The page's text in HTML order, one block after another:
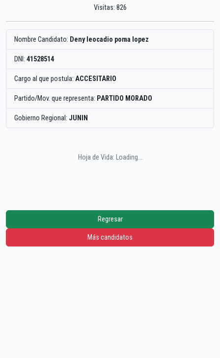
Visitas: 826
Nombre Candidato: Deny leocadio poma lopez
DNI: 41528514
Cargo al que postula: ACCESITARIO
Partido/Mov. que representa: PARTIDO MORADO
Gobierno Regional: JUNIN
Hoja de Vida: Loading...
Regresar
Más candidatos